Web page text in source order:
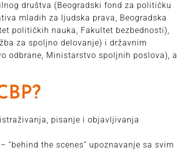
društva (Beogradski fond za političku
mladih za ljudska prava, Beogradska
političkih nauka, Fakultet bezbednosti),
za spoljno delovanje) i državnim
odbrane, Ministarstvo spoljnih poslova), a
pisanje i objavljivanja
the scenes” upoznavanje sa svim